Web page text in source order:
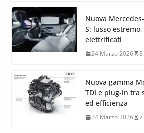
Nuova
S: lusso
elettrificati
24 Marzo 2026
Nuova gamma
TDI e plug-in tra
ed efficienza
24 Marzo 2026